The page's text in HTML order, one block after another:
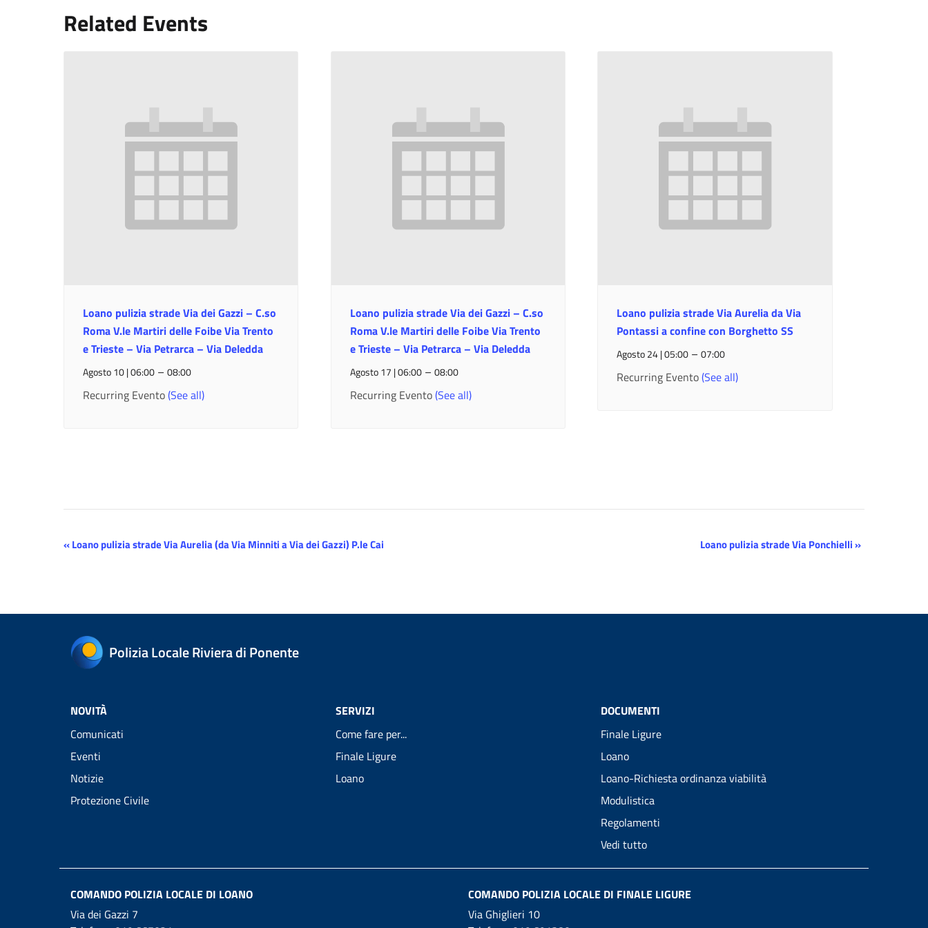
Related Events
Loano pulizia strade Via dei Gazzi – C.so
Roma V.le Martiri delle Foibe Via Trento
e Trieste – Via Petrarca – Via Deledda
Agosto 10 | 06:00 –08:00
Recurring Evento(See all)
Loano pulizia strade Via dei Gazzi – C.so
Roma V.le Martiri delle Foibe Via Trento
e Trieste – Via Petrarca – Via Deledda
Agosto 17 | 06:00– 08:00
Recurring Evento(See all)
Loano pulizia strade Via Aurelia da Via
Pontassi a confine con Borghetto SS
Agosto 24 | 05:00 –07:00
Recurring Evento(See all)
Evento
«Loano pulizia strade Via Aurelia (da Via Minniti a Via dei Gazzi) P.le Cai Loano pulizia strade Via Ponchielli»
Polizia Locale Riviera di Ponente
NOVITÀ
Comunicati
Eventi
Notizie
Protezione Civile
SERVIZI
Come fare per...
Finale Ligure
Loano
DOCUMENTI
Finale Ligure
Loano
Loano-Richiesta ordinanza viabilità
Modulistica
Regolamenti
Vedi tutto
COMANDO POLIZIA LOCALE DI LOANO
Via dei Gazzi 7
COMANDO POLIZIA LOCALE DI FINALE LIGURE
Via Ghiglieri 10